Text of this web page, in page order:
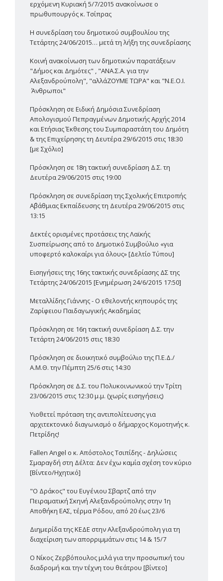
ερχόμενη Κυριακή 5/7/2015 ανακοίνωσε ο
πρωθυπουργός κ. Τσίπρας
Η συνεδρίαση του δημοτικού συμβουλίου της
Τετάρτης 24/06/2015… μετά τη λήξη της συνεδρίασης
Κοινή ανακοίνωση των δημοτικών παρατάξεων
"Δήμος και Δημότες" , "ΑΝΑ.Σ.Α. για την
Αλεξανδρούπολη", "αλλάΖΟΥΜΕ ΤΩΡΑ" και "Ν.Ε.Ο.Ι.
Άνθρωποι"
Πρόσκληση σε Ειδική Δημόσια Συνεδρίαση
Απολογισμού Πεπραγμένων Δημοτικής Αρχής 2014
και Ετήσιας Έκθεσης του Συμπαραστάτη του Δημότη
& της Επιχείρησης τη Δευτέρα 29/6/2015 στις 18:30
[με Σχόλιο]
Πρόσκληση σε 18η τακτική συνεδρίαση Δ.Σ. τη
Δευτέρα 29/06/2015 στις 19:00
Πρόσκληση σε συνεδρίαση της Σχολικής Επιτροπής
Α΄βάθμιας Εκπαίδευσης τη Δευτέρα 29/06/2015 στις
13:15
Δεκτές ορισμένες προτάσεις της Λαϊκής
Συσπείρωσης από το Δημοτικό Συμβούλιο «για
υποφερτό καλοκαίρι για όλους» [Δελτίο Τύπου]
Εισηγήσεις της 16ης τακτικής συνεδρίασης ΔΣ της
Τετάρτης 24/06/2015 [Ενημέρωση 24/6/2015 17:50]
Μεταλλίδης Γιάννης - Ο εθελοντής κηπουρός της
Ζαρίφειου Παιδαγωγικής Ακαδημίας
Πρόσκληση σε 16η τακτική συνεδρίαση Δ.Σ. την
Τετάρτη 24/06/2015 στις 18:30
Πρόσκληση σε διοικητικό συμβούλιο της Π.Ε.Δ./
Α.Μ.Θ. την Πέμπτη 25/6 στις 14:30
Πρόσκληση σε Δ.Σ. του Πολυκοινωνικού την Τρίτη
23/06/2015 στις 12:30 μ.μ. (χωρίς εισηγήσεις)
Υιοθετεί πρόταση της αντιπολίτευσης για
αρχιτεκτονικό διαγωνισμό ο δήμαρχος Κομοτηνής κ.
Πετρίδης!
Fallen Angel ο κ. Απόστολος Τσιπίδης - Δηλώσεις
Σμαραγδή στη Δέλτα: Δεν έχω καμία σχέση τον κύριο
[Βίντεο/Ηχητικό]
"Ο Δράκος" του Ευγένιου Σβαρτζ από την
Πειραματική Σκηνή Αλεξανδρούπολης στην 1η
Αποθήκη ΕΑΣ, τέρμα Ρόδου, από 20 έως 23/6
Διημερίδα της ΚΕΔΕ στην Αλεξανδρούπολη για τη
διαχείριση των απορριμμάτων στις 14 & 15/7
Ο Νίκος Ζερβόπουλος μιλά για την προσωπική του
διαδρομή και την τέχνη του θεάτρου [βίντεο]